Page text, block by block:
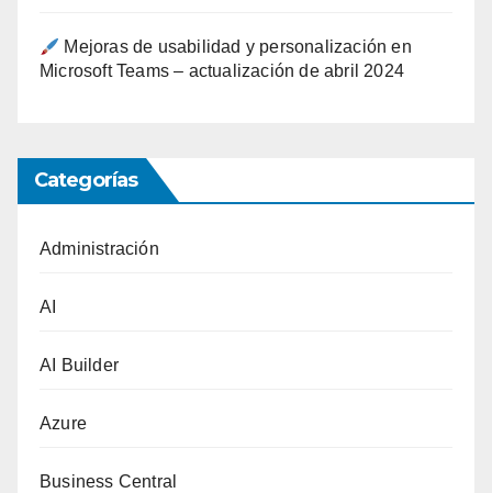
Mejoras de usabilidad y personalización en
Microsoft Teams – actualización de abril 2024
Categorías
Administración
AI
AI Builder
Azure
Business Central